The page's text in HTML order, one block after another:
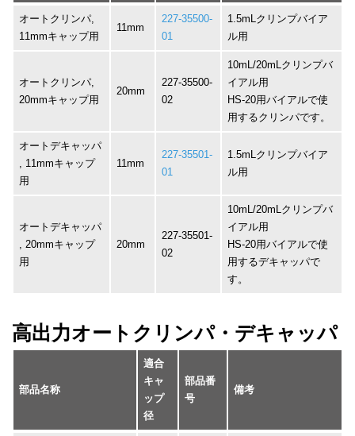
オートクリンパ,
11mmキャップ用
11mm
227-35500-
01
1.5mLクリンプバイア
ル用
オートクリンパ,
20mmキャップ用
20mm
227-35500-
02
10mL/20mLクリンプバ
イアル用
HS-20用バイアルで使
用するクリンパです。
オートデキャッパ
, 11mmキャップ
用
11mm
227-35501-
01
1.5mLクリンプバイア
ル用
オートデキャッパ
, 20mmキャップ
用
20mm
227-35501-
02
10mL/20mLクリンプバ
イアル用
HS-20用バイアルで使
用するデキャッパで
す。
高出力オートクリンパ・デキャッパ
部品名称
適合
キャ
ップ
径
部品番
号
備考